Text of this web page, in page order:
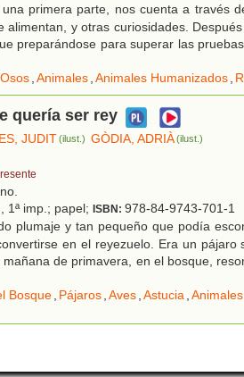
primera parte, nos cuenta a través
alimentan, y otras curiosidades.
preparándose para superar las
Osos,Animales,Animales Humanizados,
quería ser rey
JUDIT(ilust.) GÒDIA, ADRIÀ(ilust.)
1ª imp.; papel; ISBN: 978-84-9743-701-1
plumaje y tan pequeño que podía
en el reyezuelo. Era un pájaro
de primavera, en el bosque,
Bosque, Pájaros,Aves,Astucia,